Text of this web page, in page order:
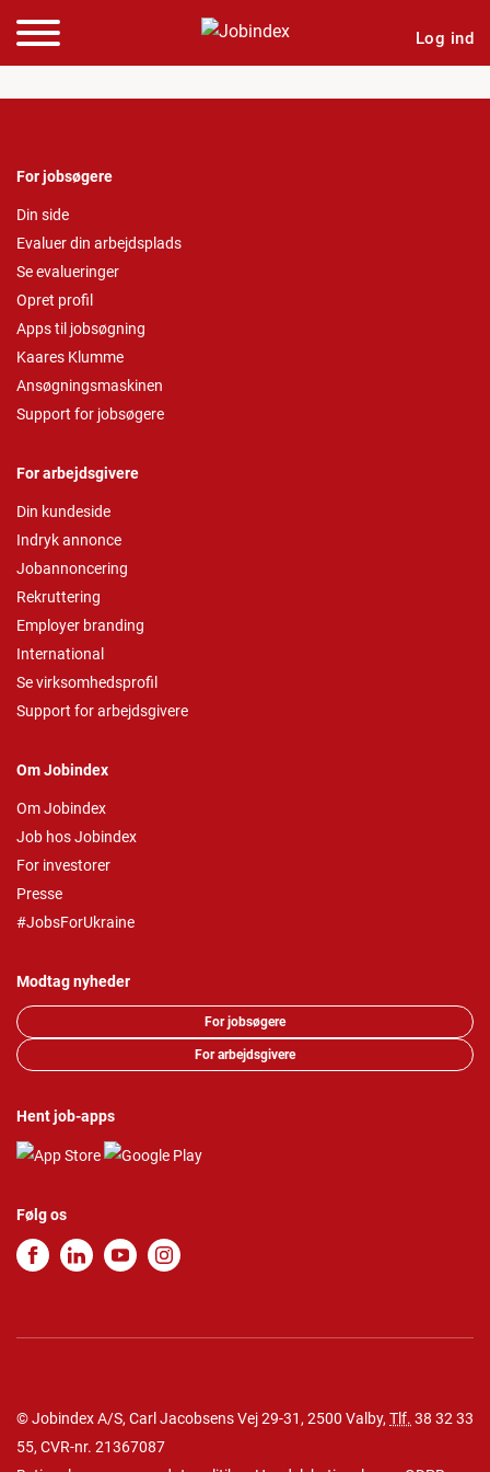
Log ind
For jobsøgere
Din side
Evaluer din arbejdsplads
Se evalueringer
Opret profil
Apps til jobsøgning
Kaares Klumme
Ansøgningsmaskinen
Support for jobsøgere
For arbejdsgivere
Din kundeside
Indryk annonce
Jobannoncering
Rekruttering
Employer branding
International
Se virksomhedsprofil
Support for arbejdsgivere
Om Jobindex
Om Jobindex
Job hos Jobindex
For investorer
Presse
#JobsForUkraine
Modtag nyheder
For jobsøgere
For arbejdsgivere
Hent job-apps
Følg os
© Jobindex A/S, Carl Jacobsens Vej 29-31, 2500 Valby, Tlf. 38 32 33
55, CVR-nr. 21367087